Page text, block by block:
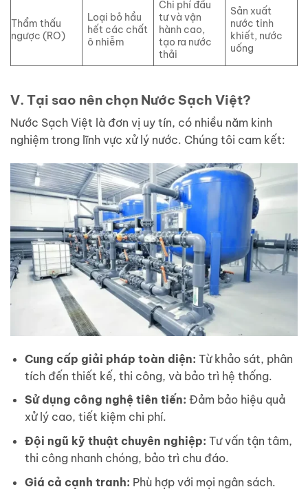
Thẩm thấu
ngược (RO)
Loại bỏ hầu
hết các chất
ô nhiễm
Chi phí đầu
tư và vận
hành cao,
tạo ra nước
thải
Sản xuất
nước tinh
khiết, nước
uống
V. Tại sao nên chọn Nước Sạch Việt?
Nước Sạch Việt là đơn vị uy tín, có nhiều năm kinh
nghiệm trong lĩnh vực xử lý nước. Chúng tôi cam kết:
Cung cấp giải pháp toàn diện: Từ khảo sát, phân
tích đến thiết kế, thi công, và bảo trì hệ thống.
Sử dụng công nghệ tiên tiến: Đảm bảo hiệu quả
xử lý cao, tiết kiệm chi phí.
Đội ngũ kỹ thuật chuyên nghiệp: Tư vấn tận tâm,
thi công nhanh chóng, bảo trì chu đáo.
Giá cả cạnh tranh: Phù hợp với mọi ngân sách.